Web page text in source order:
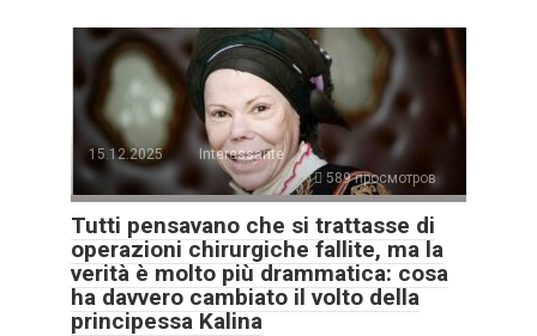
15.12.2025
Interessante
589 просмотров
Tutti pensavano che si trattasse di
operazioni chirurgiche fallite, ma la
verità è molto più drammatica: cosa
ha davvero cambiato il volto della
principessa Kalina